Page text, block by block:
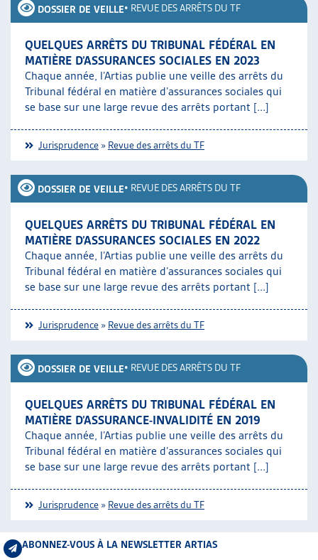
DOSSIER DE VEILLE• REVUE DES ARRÊTS DU TF
QUELQUES ARRÊTS DU TRIBUNAL FÉDÉRAL EN
MATIÈRE D’ASSURANCES SOCIALES EN 2023
Chaque année, l’Artias publie une veille des arrêts du
Tribunal fédéral en matière d’assurances sociales qui
se base sur une large revue des arrêts portant [...]
Jurisprudence » Revue des arrêts du TF
DOSSIER DE VEILLE• REVUE DES ARRÊTS DU TF
QUELQUES ARRÊTS DU TRIBUNAL FÉDÉRAL EN
MATIÈRE D’ASSURANCES SOCIALES EN 2022
Chaque année, l’Artias publie une veille des arrêts du
Tribunal fédéral en matière d’assurances sociales qui
se base sur une large revue des arrêts portant [...]
Jurisprudence » Revue des arrêts du TF
DOSSIER DE VEILLE• REVUE DES ARRÊTS DU TF
QUELQUES ARRÊTS DU TRIBUNAL FÉDÉRAL EN
MATIÈRE D’ASSURANCE-INVALIDITÉ EN 2019
Chaque année, l’Artias publie une veille des arrêts du
Tribunal fédéral en matière d’assurances sociales qui
se base sur une large revue des arrêts portant [...]
Jurisprudence » Revue des arrêts du TF
ABONNEZ-VOUS À LA NEWSLETTER ARTIAS